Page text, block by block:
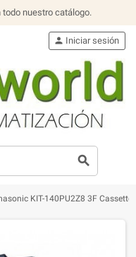
todo nuestro catálogo.
search
person Iniciar sesión
KIT-140PU2Z8 3F Cassette